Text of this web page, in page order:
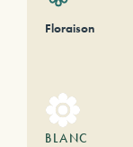
Floraison
BLANC